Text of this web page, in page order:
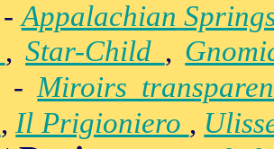
-Appalachian
,Star-Child ,
-Miroirs
,Il Prigioniero ,